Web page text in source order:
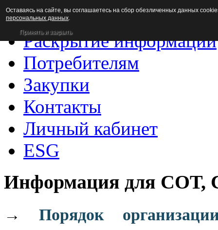
Новости
Раскрытие информации
Потребителям
Закупки
Контакты
Личный кабинет
ESG
Информация для
→ Порядок
Оставаясь на сайте, вы соглашаетесь на сбор обезличенных данных
персональных данных.
Принять и закрыть